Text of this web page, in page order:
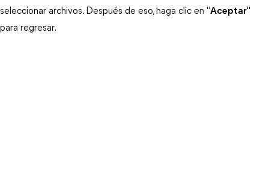
seleccionar archivos. Después de eso, haga clic en "Aceptar"
para regresar.